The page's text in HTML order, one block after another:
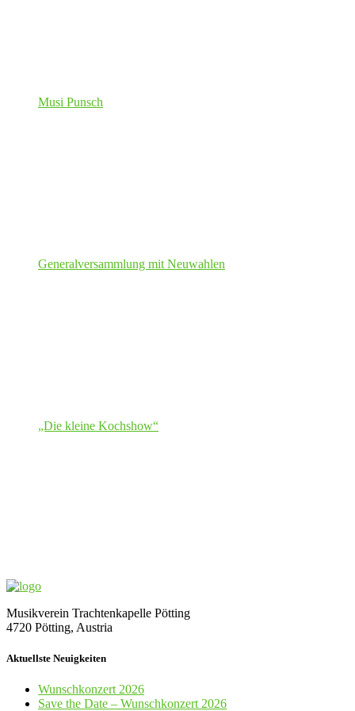
Musi Punsch
Generalversammlung mit Neuwahlen
„Die kleine Kochshow“
Musikverein Trachtenkapelle Pötting
4720 Pötting, Austria
Aktuellste Neuigkeiten
Wunschkonzert 2026
Save the Date – Wunschkonzert 2026